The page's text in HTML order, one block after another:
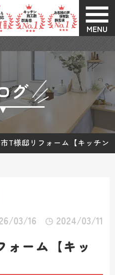
MENU
グ
T様邸リフォーム【キッチン
03/16
2024/03/11
ォーム【キッ